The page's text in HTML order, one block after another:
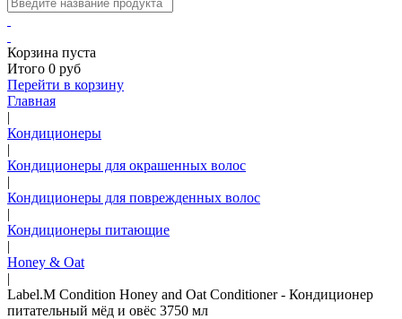
Корзина пуста
Итого 0 руб
Перейти в корзину
Главная
|
Кондиционеры
|
Кондиционеры для окрашенных волос
|
Кондиционеры для поврежденных волос
|
Кондиционеры питающие
|
Honey & Oat
|
Label.M Condition Honey and Oat Conditioner - Кондиционер
питательный мёд и овёс 3750 мл